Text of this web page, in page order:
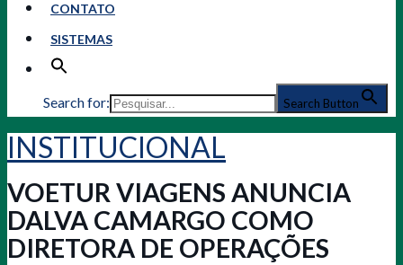
CONTATO
SISTEMAS
Search for: Search Button
INSTITUCIONAL
VOETUR VIAGENS ANUNCIA
DALVA CAMARGO COMO
DIRETORA DE OPERAÇÕES